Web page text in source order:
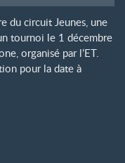
du circuit Jeunes, une
tournoi le 1 décembre
organisé par l’ET.
pour la date à